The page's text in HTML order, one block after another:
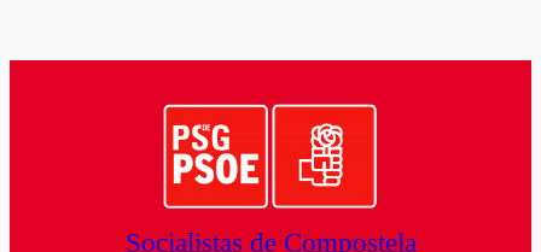
Socialistas de Compostela